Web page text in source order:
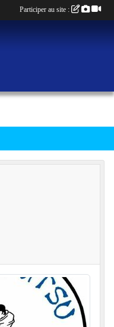
Participer au site :